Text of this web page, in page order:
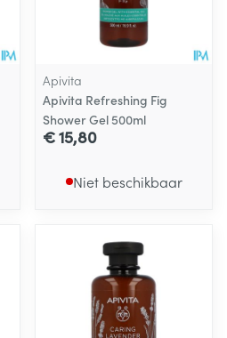
Apivita
Apivita Refreshing Fig
Shower Gel 500ml
€ 15,80
Niet beschikbaar